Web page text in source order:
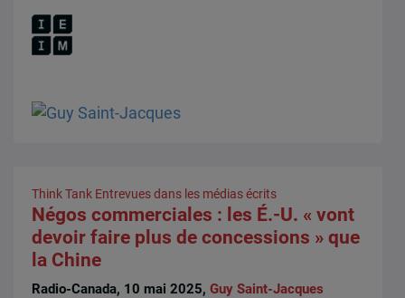
Think Tank Entrevues dans les médias écrits
Négos commerciales : les É.-U. « vont
devoir faire plus de concessions » que
la Chine
Radio-Canada, 10 mai 2025,Guy Saint-Jacques